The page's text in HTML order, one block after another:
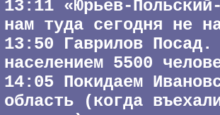
13:11 «Юрьев-
нам туда сегодня не
13:50 Гаврилов Посад.
населением 5500
14:05 Покидаем
область (когда